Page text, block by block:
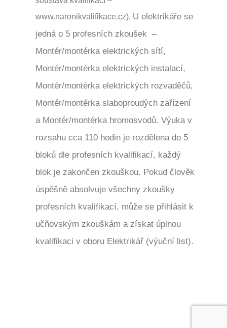
www.naronikvalifikace.cz). U elektrikáře se
jedná o 5 profesních zkoušek –
Montér/montérka elektrických sítí,
Montér/montérka elektrických instalací,
Montér/montérka elektrických rozvaděčů,
Montér/montérka slaboproudých zařízení
a Montér/montérka hromosvodů. Výuka v
rozsahu cca 110 hodin je rozdělena do 5
bloků dle profesních kvalifikací, každý
blok je zakončen zkouškou. Pokud člověk
úspěšně absolvuje všechny zkoušky
profesních kvalifikací, může se přihlásit k
učňovským zkouškám a získat úplnou
kvalifikaci v oboru Elektrikář (výuční list).